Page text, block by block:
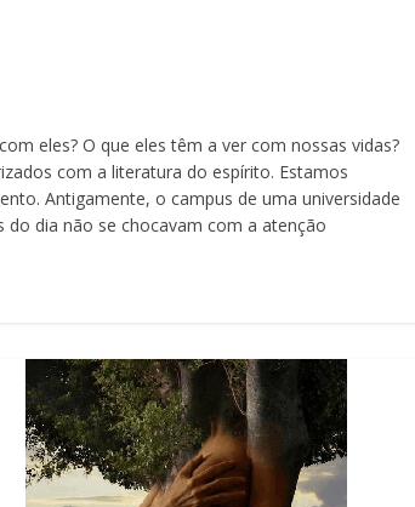
eles? O que eles têm a ver com nossas vidas?
com a literatura do espírito. Estamos
Antigamente, o campus de uma universidade
dia não se chocavam com a atenção